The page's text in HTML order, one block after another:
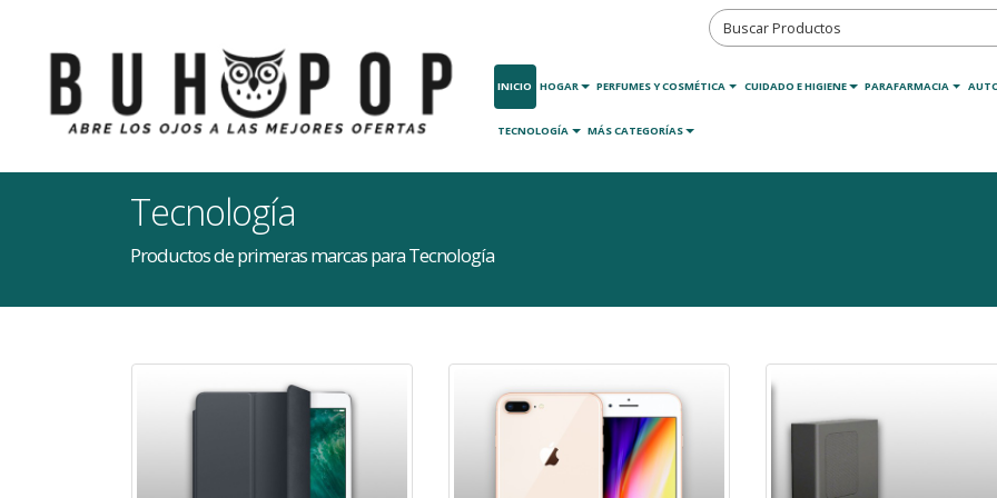
INICIO HOGAR PERFUMES Y COSMÉTICA CUIDADO E HIGIENE PARAFARMACIA
TECNOLOGÍA MÁS CATEGORÍAS
Tecnología
Productos de primeras marcas para Tecnología